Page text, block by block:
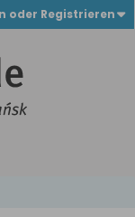
oder Registrieren